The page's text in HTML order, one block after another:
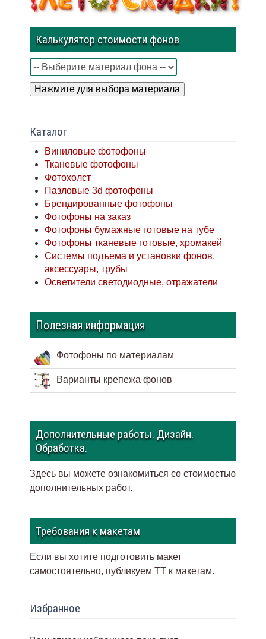
Калькулятор стоимости фонов
Нажмите для выбора материала
Каталог
Виниловые фотофоны
Тканевые фотофоны
Фотохолст
Пазловые 3d фотофоны
Брендированные фотофоны
Фотофоны на заказ
Фотофоны бумажные готовые на тубе
Фотофоны тканевые готовые, хромакей
Системы подъема и установки фонов,
аксессуары, трубы
Осветители светодиодные, отражатели
Полезная информация
Фотофоны по материалам
Варианты крепежа фонов
Дополнительные работы. Дизайн.
Обработка.
Здесь вы можете ознакомиться со стоимостью
дополнительных работ.
Требования к макетам
Если вы хотите подготовить макет
самостоятельно, публикуем ТТ к макетам.
Избранное